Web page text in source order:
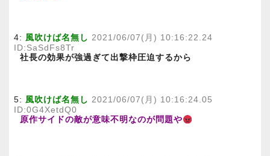
4: 風吹けば名無し 2021/06/07(月) 10:16:22.24
ID:SaSdFs8Tr
社長の効果が強過ぎて出撃枠圧迫するから
5: 風吹けば名無し 2021/06/07(月) 10:16:24.05
ID:0G4XetdQ0
原作サイドの敵が意味不明なのが問題や